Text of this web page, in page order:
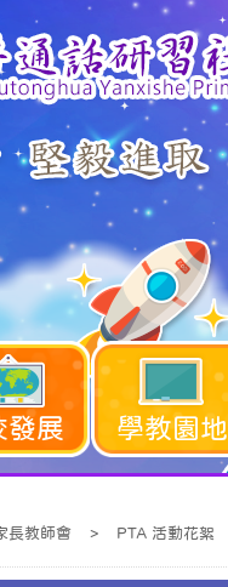
發展 學教園地
長教師會 > PTA 活動花絮